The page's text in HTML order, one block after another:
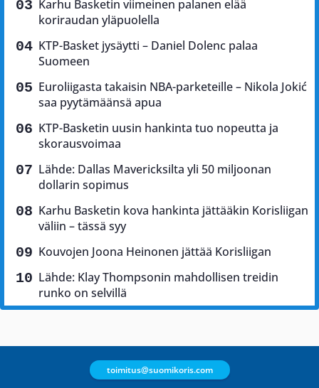
Karhu Basketin viimeinen palanen elää
koriraudan yläpuolella
KTP-Basket jysäytti – Daniel Dolenc palaa
Suomeen
Euroliigasta takaisin NBA-parketeille – Nikola Jokić
saa pyytämäänsä apua
KTP-Basketin uusin hankinta tuo nopeutta ja
skorausvoimaa
Lähde: Dallas Mavericksilta yli 50 miljoonan
dollarin sopimus
Karhu Basketin kova hankinta jättääkin Korisliigan
väliin – tässä syy
Kouvojen Joona Heinonen jättää Korisliigan
Lähde: Klay Thompsonin mahdollisen treidin
runko on selvillä
toimitus@suomikoris.com